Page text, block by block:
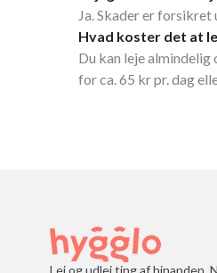
Ja. Skader er forsikret
Hvad koster det at
Du kan leje
for ca. 65 kr pr. dag
Lej og udlej ting af hinanden.